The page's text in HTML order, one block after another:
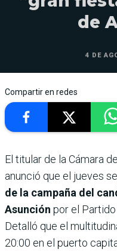
de
4 DE
Compartir en redes
El titular de la Cámara
anunció que el jueves se
de la campaña del
Asunción por el
Detalló que el
20:00 en el puerto